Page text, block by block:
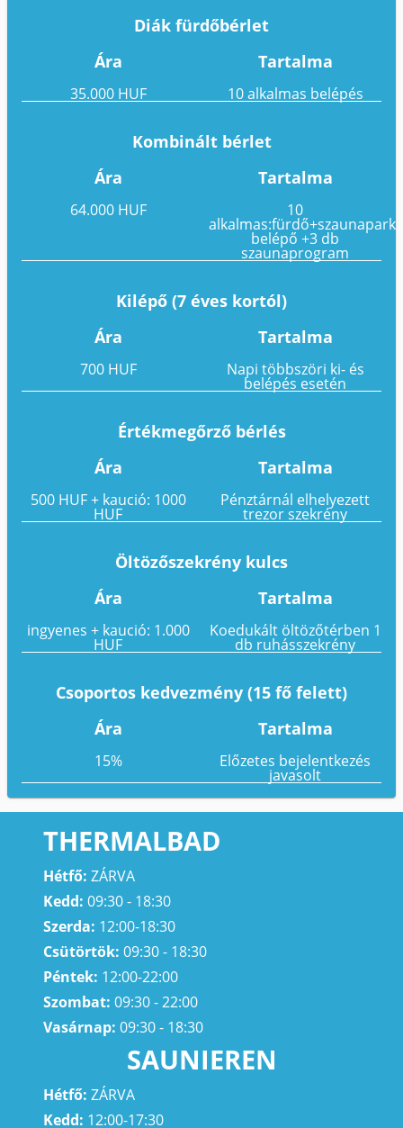
Diák fürdőbérlet
Ára
Tartalma
35.000 HUF 10 alkalmas belépés
Kombinált bérlet
Ára
Tartalma
64.000 HUF 10
alkalmas:fürdő+szaunapark
belépő +3 db
szaunaprogram
Kilépő (7 éves kortól)
Ára
Tartalma
700 HUF Napi többszöri ki- és
belépés esetén
Értékmegőrző bérlés
Ára
Tartalma
500 HUF + kaució: 1000
HUF
Pénztárnál elhelyezett
trezor szekrény
Öltözőszekrény kulcs
Ára
Tartalma
ingyenes + kaució: 1.000
HUF
Koedukált öltözőtérben 1
db ruhásszekrény
Csoportos kedvezmény (15 fő felett)
Ára
Tartalma
15% Előzetes bejelentkezés
javasolt
THERMALBAD
Hétfő: ZÁRVA
Kedd: 09:30 - 18:30
Szerda: 12:00-18:30
Csütörtök: 09:30 - 18:30
Péntek: 12:00-22:00
Szombat: 09:30 - 22:00
Vasárnap: 09:30 - 18:30
SAUNIEREN
Hétfő: ZÁRVA
Kedd: 12:00-17:30